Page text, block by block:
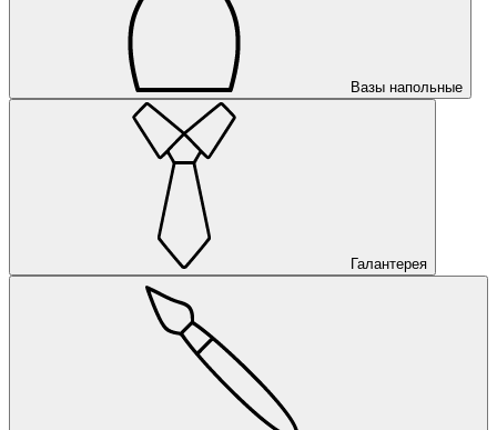
Вазы напольные
Галантерея